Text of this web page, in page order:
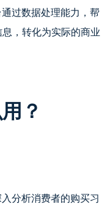
过数据处理能力，帮
，转化为实际的商业
？
分析消费者的购买习